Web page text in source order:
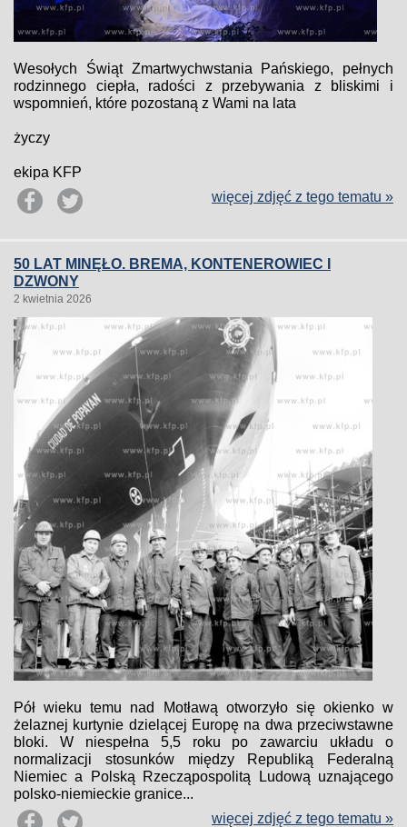
Wesołych Świąt Zmartwychwstania Pańskiego, pełnych
rodzinnego ciepła, radości z przebywania z bliskimi i
wspomnień, które pozostaną z Wami na lata
życzy
ekipa KFP
więcej zdjęć z tego tematu »
50 LAT MINĘŁO. BREMA, KONTENEROWIEC I
DZWONY
2 kwietnia 2026
Pół wieku temu nad Motławą otworzyło się okienko w
żelaznej kurtynie dzielącej Europę na dwa przeciwstawne
bloki. W niespełna 5,5 roku po zawarciu układu o
normalizacji stosunków między Republiką Federalną
Niemiec a Polską Rzecząpospolitą Ludową uznającego
polsko-niemieckie granice...
więcej zdjęć z tego tematu »